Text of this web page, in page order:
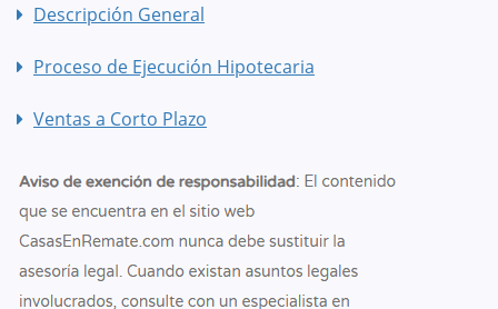
Descripción General
Proceso de Ejecución Hipotecaria
Ventas a Corto Plazo